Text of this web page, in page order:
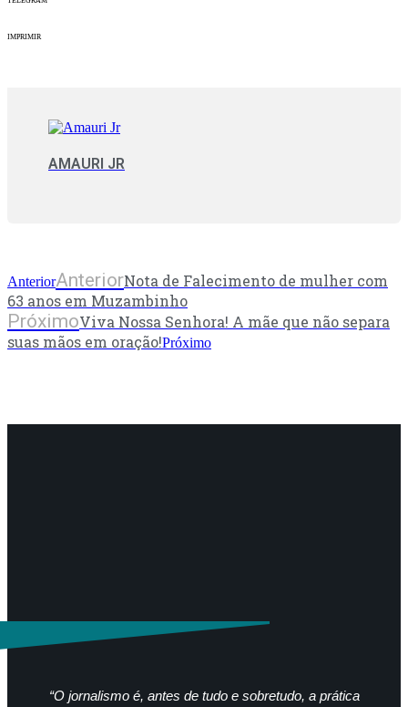
IMPRIMIR
AMAURI JR
AnteriorAnteriorNota de Falecimento de mulher com
63 anos em Muzambinho
PróximoViva Nossa Senhora! A mãe que não separa
suas mãos em oração!Próximo
“O jornalismo é, antes de tudo e sobretudo, a prática